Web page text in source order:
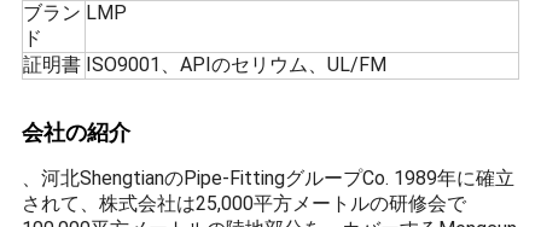
プ
ラ
イ
バ
ブラン
ド
LMP
証明書 ISO9001、APIのセリウム、UL/FM
会社の紹介
、河北ShengtianのPipe-FittingグループCo. 1989年に確立
されて、株式会社は25,000平方メートルの研修会で